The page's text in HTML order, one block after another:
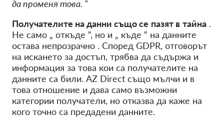
да променя това. "
Получателите на данни също се пазят в тайна .
Не само „ откъде “, но и „ къде “ на данните
остава непрозрачно . Според GDPR, отговорът
на искането за достъп, трябва да съдържа и
информация за това кои са получателите на
данните са били. AZ Direct също мълчи и в
това отношение и дава само възможни
категории получатели, но отказва да каже на
кого точно са предадени данните.